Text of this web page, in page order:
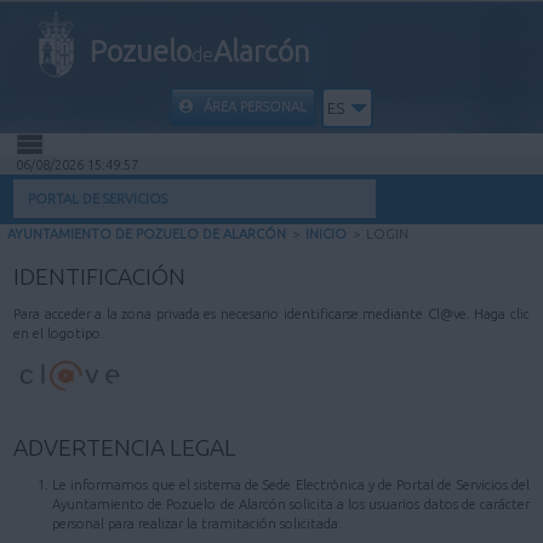
PozuelodeAlarcón
ÁREA PERSONAL ES
INICIO
MI CARPETA
INFORMACIÓN MUNICIPAL
AYUDA
06/08/2026 15:49:57
PORTAL DE SERVICIOS
AYUNTAMIENTO DE POZUELO DE ALARCÓN > INICIO > LOGIN
IDENTIFICACIÓN
Para acceder a la zona privada es necesario identificarse mediante Cl@ve. Haga clic
en el logotipo.
ADVERTENCIA LEGAL
Le informamos que el sistema de Sede Electrónica y de Portal de Servicios del
Ayuntamiento de Pozuelo de Alarcón solicita a los usuarios datos de carácter
personal para realizar la tramitación solicitada.